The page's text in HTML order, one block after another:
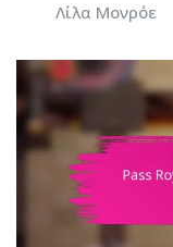
Λίλα Μονρόε